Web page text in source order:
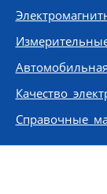
Качество
Справочные